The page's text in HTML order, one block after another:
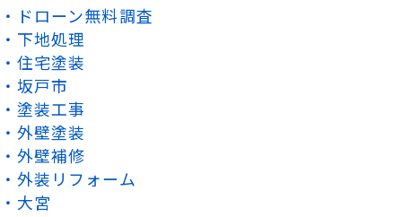
ドローン無料調査
下地処理
住宅塗装
坂戸市
塗装工事
外壁塗装
外壁補修
外装リフォーム
大宮